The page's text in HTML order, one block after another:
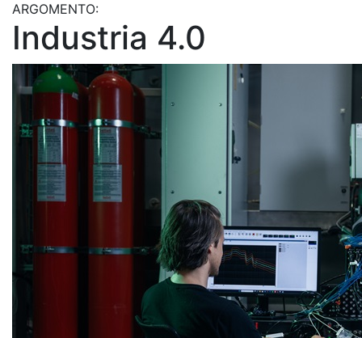
ARGOMENTO:
Industria 4.0